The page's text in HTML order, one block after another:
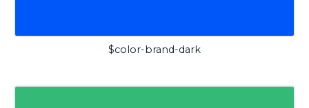
$color-brand-dark